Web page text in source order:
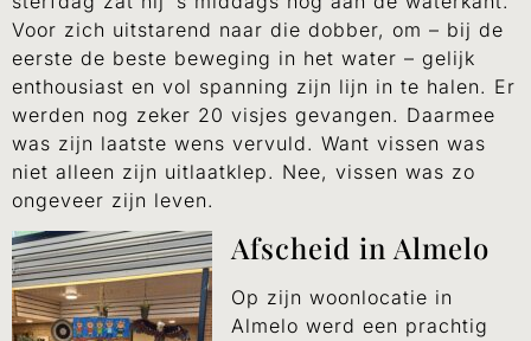
Voor zich uitstarend naar die dobber, om – bij de
eerste de beste beweging in het water – gelijk
enthousiast en vol spanning zijn lijn in te halen. Er
werden nog zeker 20 visjes gevangen. Daarmee
was zijn laatste wens vervuld. Want vissen was
niet alleen zijn uitlaatklep. Nee, vissen was zo
ongeveer zijn leven.
Afscheid in Almelo
Op zijn woonlocatie in
Almelo werd een prachtig